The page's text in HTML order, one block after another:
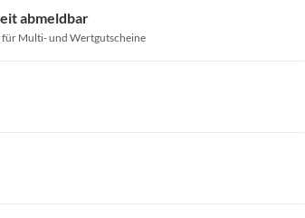
abmeldbar
Multi- und Wertgutscheine